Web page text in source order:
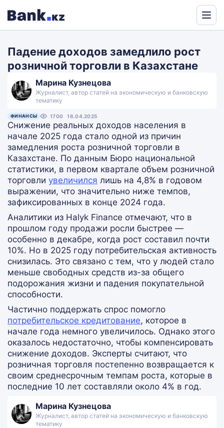
Translate
Падение доходов замедлило рост
розничной торговли в Казахстане
Марина Кузнецова
Журналист, автор статей на экономическую и банковскую
тематику
ФИНАНСЫ 1700 16.04.2025
Снижение реальных доходов населения в
начале 2025 года стало одной из причин
замедления роста розничной торговли в
Казахстане. По данным Бюро национальной
статистики, в первом квартале объем розничной
торговли увеличился лишь на 4,8% в годовом
выражении, что значительно ниже темпов,
зафиксированных в конце 2024 года.
Аналитики из Halyk Finance отмечают, что в
прошлом году продажи росли быстрее —
особенно в декабре, когда рост составил почти
10%. Но в 2025 году потребительская активность
снизилась. Это связано с тем, что у людей стало
меньше свободных средств из-за общего
подорожания жизни и падения покупательной
способности.
Частично поддержать спрос помогло
потребительское кредитование, которое в
начале года немного увеличилось. Однако этого
оказалось недостаточно, чтобы компенсировать
снижение доходов. Эксперты считают, что
розничная торговля постепенно возвращается к
своим среднесрочным темпам роста, которые в
последние 10 лет составляли около 4% в год.
Марина Кузнецова
Журналист, автор статей на экономическую и банковскую
тематику